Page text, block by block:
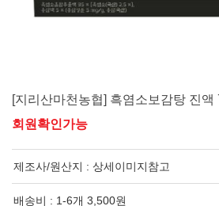
[지리산마천농협] 흑염소보감탕 진액
회원확인가능
제조사/원산지 : 상세이미지참고
배송비 : 1-6개 3,500원